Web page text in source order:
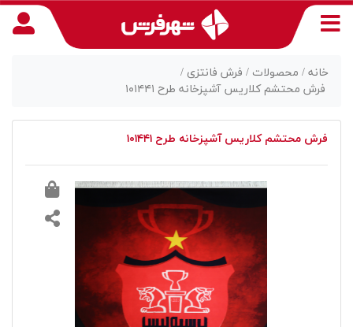
خانه / محصولات / فرش فانتزی /
فرش محتشم کلاریس آشپزخانه طرح ۱۰۱۴۴۱
فرش محتشم کلاریس آشپزخانه طرح ۱۰۱۴۴۱